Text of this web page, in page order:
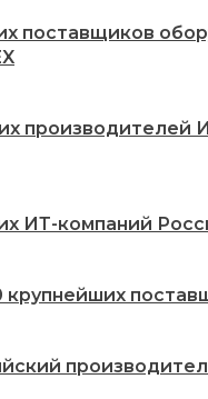
поставщиков
производителей
ИТ-компаний